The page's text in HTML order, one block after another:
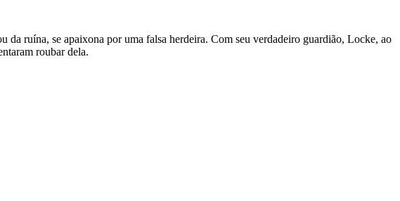
ruína, se apaixona por uma falsa herdeira. Com seu verdadeiro guardião, Locke, ao
roubar dela.